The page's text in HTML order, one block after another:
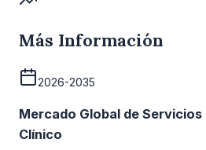
Más Información
2026-2035
Mercado Global de
Clínico